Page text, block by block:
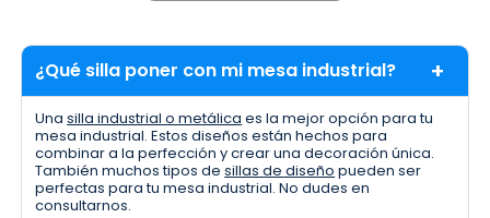
¿Qué silla poner con mi mesa industrial?
Unasilla industrial o metálica es la mejor opción para tu
mesa industrial. Estos diseños están hechos para
combinar a la perfección y crear una decoración única.
También muchos tipos desillas de diseño pueden ser
perfectas para tu mesa industrial. No dudes en
consultarnos.